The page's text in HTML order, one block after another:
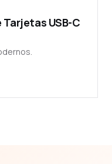
USB-C